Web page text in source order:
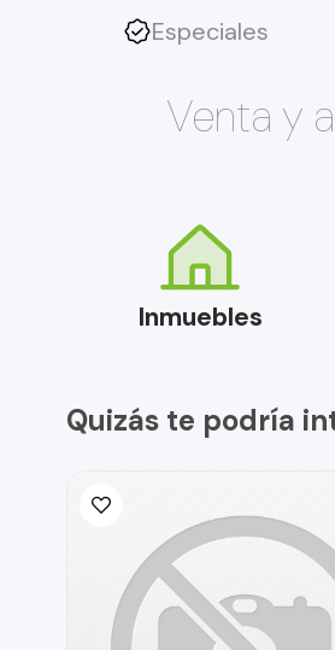
Especiales
Venta y
Inmuebles
Quizás te podría